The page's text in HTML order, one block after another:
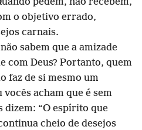
o objetivo errado,
carnais.
sabem que a amizade
com Deus? Portanto, quem
faz de si mesmo um
vocês acham que é sem
dizem: “O espírito que
cheio de desejos